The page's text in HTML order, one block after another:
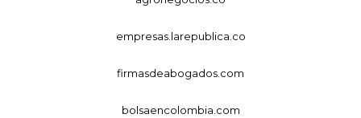
empresas.larepublica.co
firmasdeabogados.com
bolsaencolombia.com